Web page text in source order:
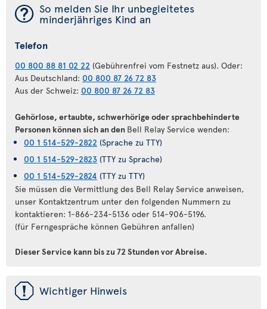
¯ So melden Sie Ihr unbegleitetes
minderjähriges Kind an
Telefon
00 800 88 81 02 22 (Gebührenfrei vom Festnetz aus). Oder:
Aus Deutschland: 00 800 87 26 72 83
Aus der Schweiz: 00 800 87 26 72 83
Gehörlose, ertaubte, schwerhörige oder sprachbehinderte
Personen können sich an den Bell Relay Service wenden:
00 1 514-529-2822 (Sprache zu TTY)
00 1 514-529-2823 (TTY zu Sprache)
00 1 514-529-2824 (TTY zu TTY)
Sie müssen die Vermittlung des Bell Relay Service anweisen,
unser Kontaktzentrum unter den folgenden Nummern zu
kontaktieren: 1-866-234-5136 oder 514-906-5196.
(für Ferngespräche können Gebühren anfallen)
Dieser Service kann bis zu 72 Stunden vor Abreise.
ü Wichtiger Hinweis